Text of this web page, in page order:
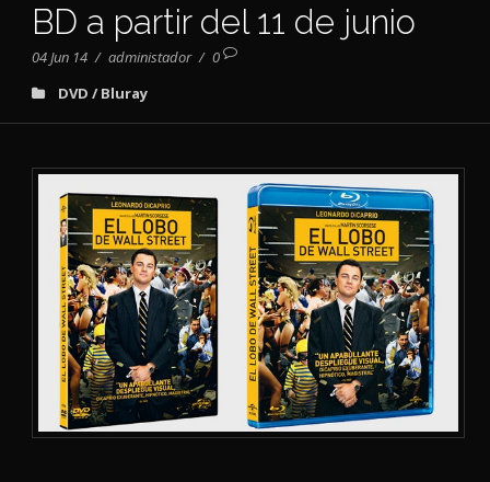
BD a partir del 11 de junio
04 Jun 14 / administador / 0
DVD / Bluray